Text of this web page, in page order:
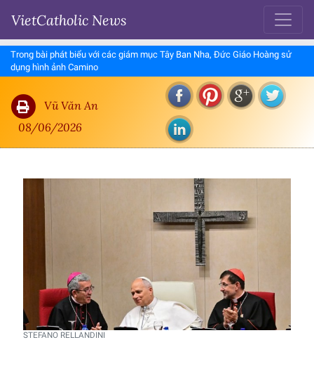
VietCatholic News
Trong bài phát biểu với các giám mục Tây Ban Nha, Đức Giáo Hoàng sử
dụng hình ảnh Camino
Vũ Văn An
08/06/2026
STEFANO RELLANDINI